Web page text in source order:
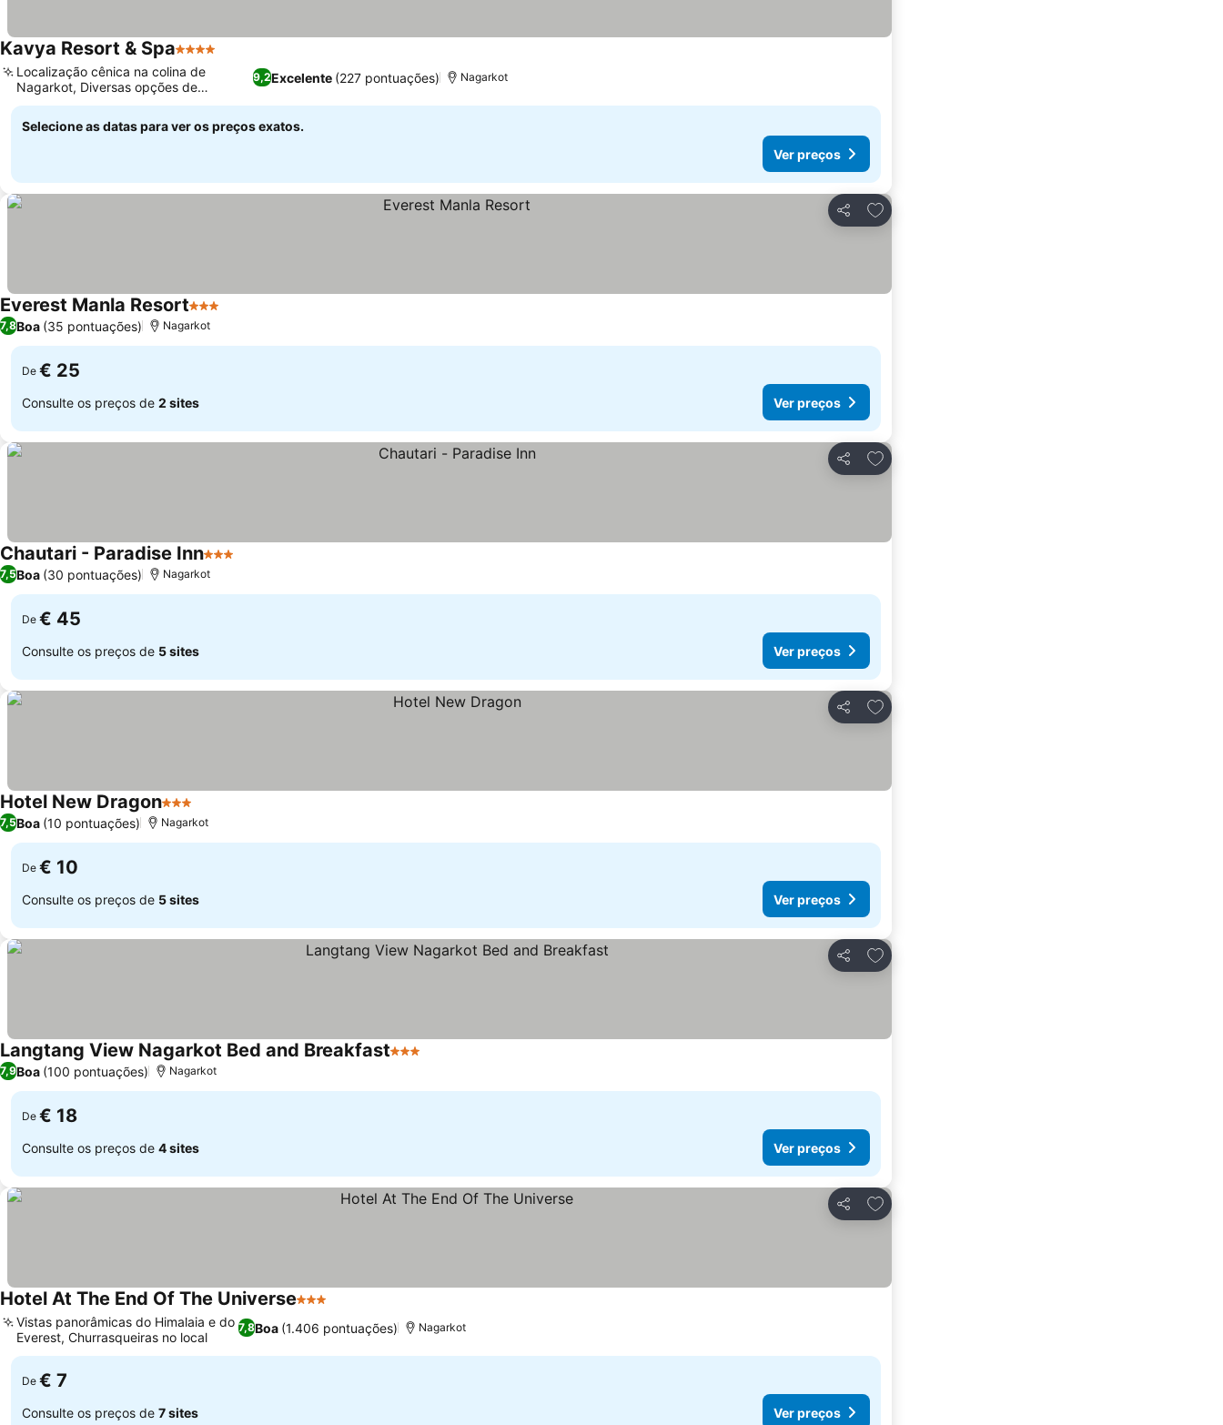
Kavya Resort & Spa4 Estrelas
9,2Excelente (227 pontuações)
Localização cênica na colina de
Nagarkot, Diversas opções de
refeições no local
Nagarkot
Selecione as datas para ver os preços exatos.
Ver preços
Partilhar
Adicionar aos favoritos
Everest Manla Resort3 Estrelas
7,8Boa (35 pontuações) Nagarkot
De € 25
Consulte os preços de 2 sites Ver preços
Partilhar
Adicionar aos favoritos
Chautari - Paradise Inn3 Estrelas
7,5Boa (30 pontuações) Nagarkot
De € 45
Consulte os preços de 5 sites Ver preços
Partilhar
Adicionar aos favoritos
Hotel New Dragon3 Estrelas
7,5Boa (10 pontuações) Nagarkot
De € 10
Consulte os preços de 5 sites Ver preços
Partilhar
Adicionar aos favoritos
Langtang View Nagarkot Bed and Breakfast3 Estrelas
7,9Boa (100 pontuações) Nagarkot
De € 18
Consulte os preços de 4 sites Ver preços
Partilhar
Adicionar aos favoritos
Hotel At The End Of The Universe3 Estrelas
7,8Boa (1.406 pontuações)
Vistas panorâmicas do Himalaia e do
Everest, Churrasqueiras no local
Nagarkot
De € 7
Consulte os preços de 7 sites Ver preços